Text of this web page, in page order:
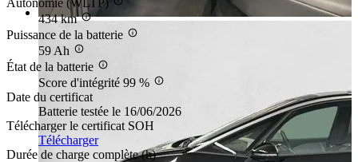
434 km
Puissance de la batterie
59 Ah
État de la batterie
Score d'intégrité 99 %
Date du certificat
Batterie testée le 16/06/2026
Télécharger le certificat SOH
Télécharger
Durée de charge complète (h)